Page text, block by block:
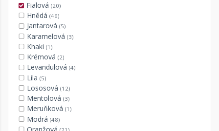
Fialová (20)
Hnědá (46)
Jantarová (5)
Karamelová (3)
Khaki (1)
Krémová (2)
Levandulová (4)
Lila (5)
Lososová (12)
Mentolová (3)
Meruňková (1)
Modrá (48)